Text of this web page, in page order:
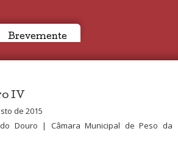
Brevemente
IV
de 2015
Douro | Câmara Municipal de Peso da